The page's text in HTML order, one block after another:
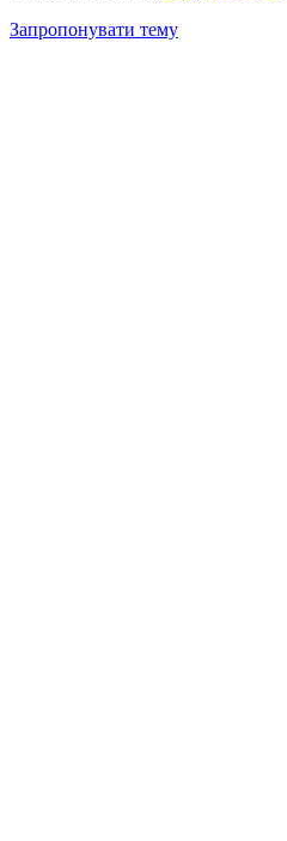
Запропонувати тему